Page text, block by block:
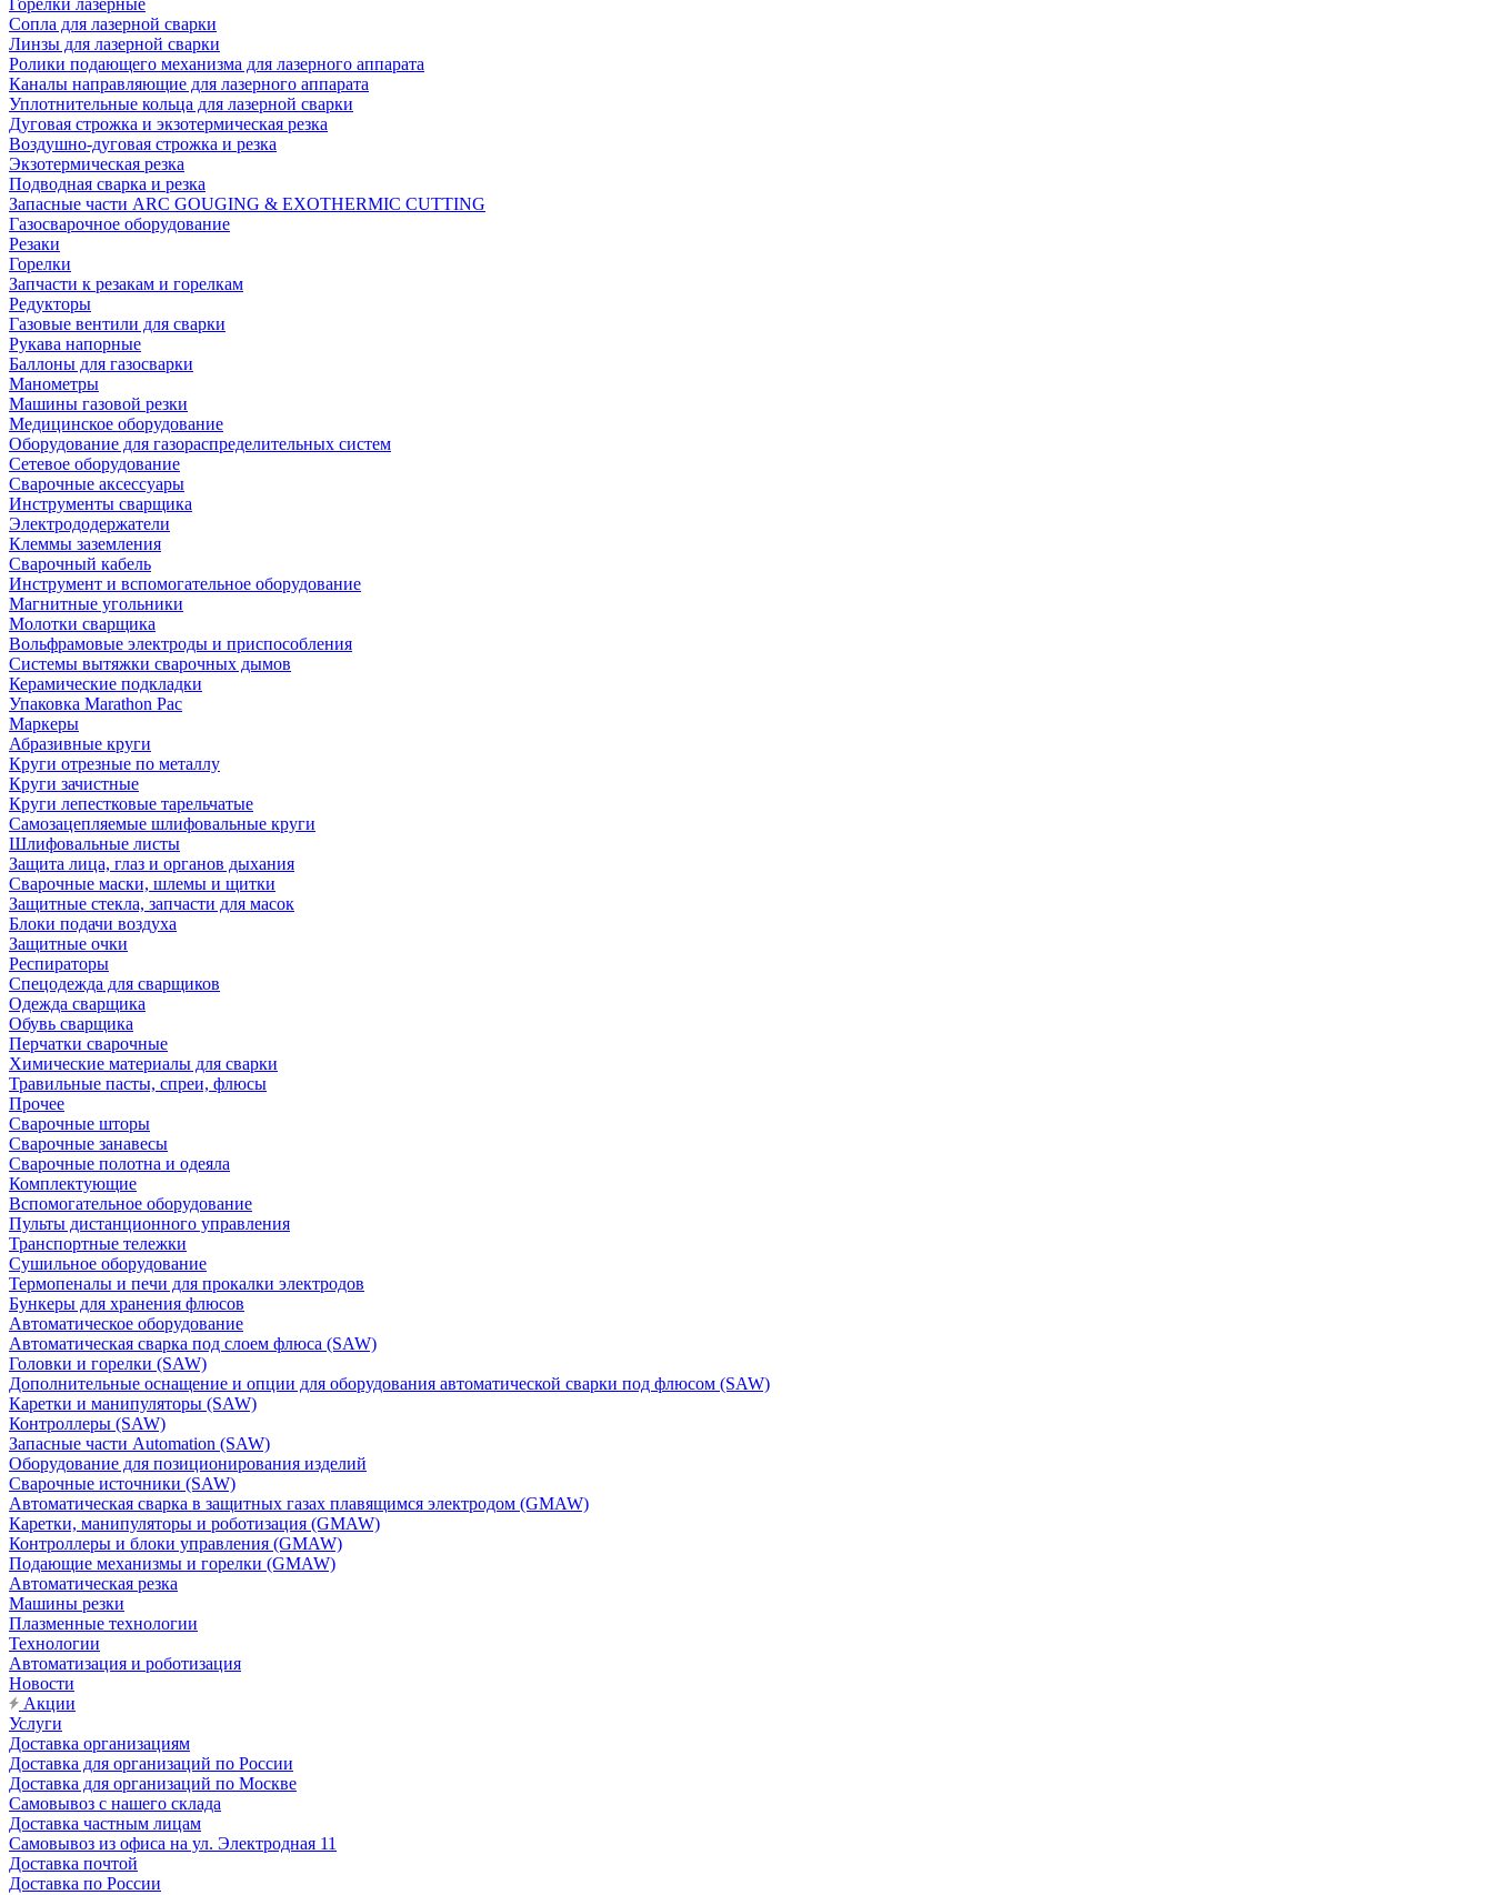
Горелки лазерные
Сопла для лазерной сварки
Линзы для лазерной сварки
Ролики подающего механизма для лазерного аппарата
Каналы направляющие для лазерного аппарата
Уплотнительные кольца для лазерной сварки
Дуговая строжка и экзотермическая резка
Воздушно-дуговая строжка и резка
Экзотермическая резка
Подводная сварка и резка
Запасные части ARC GOUGING & EXOTHERMIC CUTTING
Газосварочное оборудование
Резаки
Горелки
Запчасти к резакам и горелкам
Редукторы
Газовые вентили для сварки
Рукава напорные
Баллоны для газосварки
Манометры
Машины газовой резки
Медицинское оборудование
Оборудование для газораспределительных систем
Сетевое оборудование
Сварочные аксессуары
Инструменты сварщика
Электрододержатели
Клеммы заземления
Сварочный кабель
Инструмент и вспомогательное оборудование
Магнитные угольники
Молотки сварщика
Вольфрамовые электроды и приспособления
Системы вытяжки сварочных дымов
Керамические подкладки
Упаковка Marathon Pac
Маркеры
Абразивные круги
Круги отрезные по металлу
Круги зачистные
Круги лепестковые тарельчатые
Самозацепляемые шлифовальные круги
Шлифовальные листы
Защита лица, глаз и органов дыхания
Сварочные маски, шлемы и щитки
Защитные стекла, запчасти для масок
Блоки подачи воздуха
Защитные очки
Респираторы
Спецодежда для сварщиков
Одежда сварщика
Обувь сварщика
Перчатки сварочные
Химические материалы для сварки
Травильные пасты, спреи, флюсы
Прочее
Сварочные шторы
Сварочные занавесы
Сварочные полотна и одеяла
Комплектующие
Вспомогательное оборудование
Пульты дистанционного управления
Транспортные тележки
Сушильное оборудование
Термопеналы и печи для прокалки электродов
Бункеры для хранения флюсов
Автоматическое оборудование
Автоматическая сварка под слоем флюса (SAW)
Головки и горелки (SAW)
Дополнительные оснащение и опции для оборудования автоматической сварки под флюсом (SAW)
Каретки и манипуляторы (SAW)
Контроллеры (SAW)
Запасные части Automation (SAW)
Оборудование для позиционирования изделий
Сварочные источники (SAW)
Автоматическая сварка в защитных газах плавящимся электродом (GMAW)
Каретки, манипуляторы и роботизация (GMAW)
Контроллеры и блоки управления (GMAW)
Подающие механизмы и горелки (GMAW)
Автоматическая резка
Машины резки
Плазменные технологии
Технологии
Автоматизация и роботизация
Новости
Акции
Услуги
Доставка организациям
Доставка для организаций по России
Доставка для организаций по Москве
Самовывоз с нашего склада
Доставка частным лицам
Самовывоз из офиса на ул. Электродная 11
Доставка почтой
Доставка по России